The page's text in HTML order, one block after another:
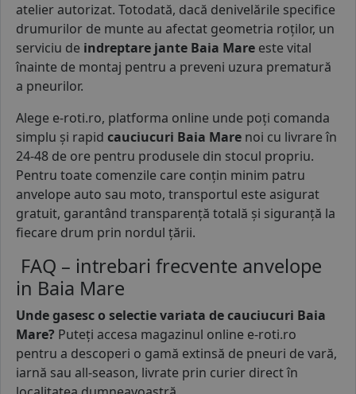
atelier autorizat. Totodată, dacă denivelările specifice
drumurilor de munte au afectat geometria roților, un
serviciu de indreptare jante Baia Mare este vital
înainte de montaj pentru a preveni uzura prematură
a pneurilor.
Alege e-roti.ro, platforma online unde poți comanda
simplu și rapid cauciucuri Baia Mare noi cu livrare în
24-48 de ore pentru produsele din stocul propriu.
Pentru toate comenzile care conțin minim patru
anvelope auto sau moto, transportul este asigurat
gratuit, garantând transparență totală și siguranță la
fiecare drum prin nordul țării.
FAQ – intrebari frecvente anvelope
in Baia Mare
Unde gasesc o selectie variata de cauciucuri Baia
Mare? Puteți accesa magazinul online e-roti.ro
pentru a descoperi o gamă extinsă de pneuri de vară,
iarnă sau all-season, livrate prin curier direct în